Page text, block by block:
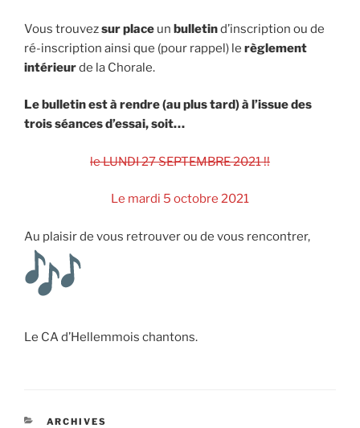
Vous trouvezsur place un bulletind’inscription ou de
ré-inscription ainsi que (pour rappel) le règlement
intérieurde la Chorale.
Le bulletin est à rendre (au plus tard) à l’issue des
trois séances d’essai, soit…
le LUNDI 27 SEPTEMBRE 2021 !!
Le mardi 5 octobre 2021
Au plaisir de vous retrouver ou de vous rencontrer,
Le CA d’Hellemmois chantons.
CATÉGORIES
ARCHIVES